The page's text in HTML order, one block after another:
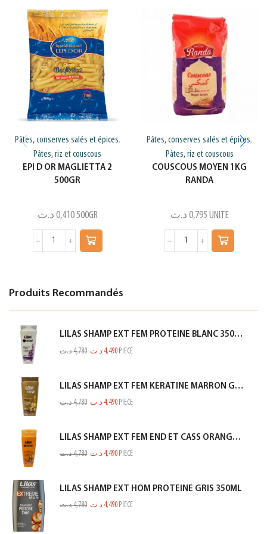
Pâtes, conserves salés et épices,
Pâtes, riz et couscous
EPI D OR MAGLIETTA 2
500GR
0,410 د.ت 500GR
Pâtes, conserves salés et épices,
Pâtes, riz et couscous
COUSCOUS MOYEN 1KG
RANDA
0,795 د.ت UNITE
Produits Recommandés
LILAS SHAMP EXT FEM PROTEINE BLANC 350ML
4,780د.ت 4,490 د.ت PIECE
LILAS SHAMP EXT FEM KERATINE MARRON GOLD 350ML
4,780د.ت 4,490 د.ت PIECE
LILAS SHAMP EXT FEM END ET CASS ORANGE 350ML
4,780د.ت 4,490 د.ت PIECE
LILAS SHAMP EXT HOM PROTEINE GRIS 350ML
4,780د.ت 4,490 د.ت PIECE